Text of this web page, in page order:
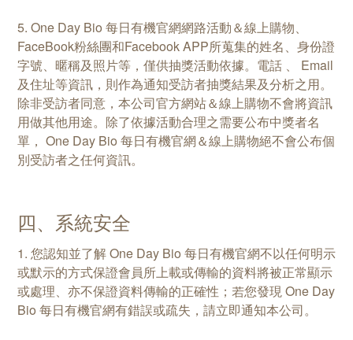
5. One Day Bio 每日有機官網網路活動＆線上購物、
FaceBook粉絲團和Facebook APP所蒐集的姓名、身份證
字號、暱稱及照片等，僅供抽獎活動依據。電話 、 Email
及住址等資訊，則作為通知受訪者抽獎結果及分析之用。
除非受訪者同意，本公司官方網站＆線上購物不會將資訊
用做其他用途。除了依據活動合理之需要公布中獎者名
單， One Day Bio 每日有機官網＆線上購物絕不會公布個
別受訪者之任何資訊。
四、系統安全
1. 您認知並了解 One Day Bio 每日有機官網不以任何明示
或默示的方式保證會員所上載或傳輸的資料將被正常顯示
或處理、亦不保證資料傳輸的正確性；若您發現 One Day
Bio 每日有機官網有錯誤或疏失，請立即通知本公司。